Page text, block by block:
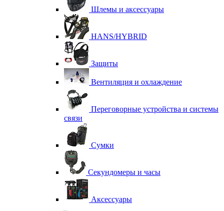
Шлемы и аксессуары
HANS/HYBRID
Защиты
Вентиляция и охлаждение
Переговорные устройства и системы
связи
Сумки
Секундомеры и часы
Аксессуары